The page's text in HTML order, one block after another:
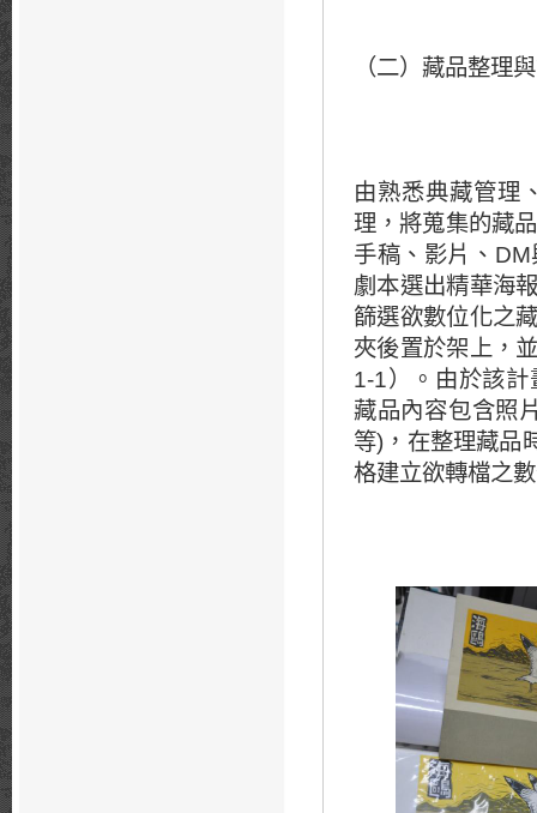
（二）藏品整理
由熟悉典藏管理
理，將蒐集的藏
手稿、影片、
劇本選出精華海
篩選欲數位化之
夾後置於架上，
1-1）。由於該
藏品內容包含照
等)，在整理藏品
格建立欲轉檔之